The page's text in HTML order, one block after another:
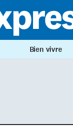
Bien vivre